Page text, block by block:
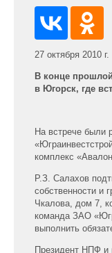
27 октября 2010 г.
В конце
в Югорск, где
На встрече были
комплекс
Р.З. Салахов
собственности и
Чкалова, дом 7,
команда ЗАО
выполнить
Президент НПФ и